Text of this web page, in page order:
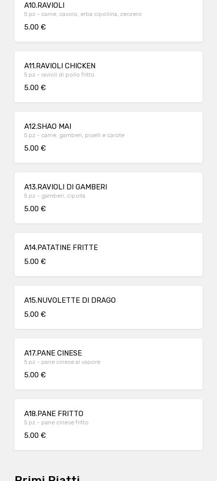
A10.RAVIOLI
5 pz - carne, cavolo, erba cipollina, zenzero
5.00 €
A11.RAVIOLI CHICKEN
5 pz - ravioli di pollo fritto
5.00 €
A12.SHAO MAI
5 pz - carne, gamberi, piselli e carote
5.00 €
A13.RAVIOLI DI GAMBERI
5 pz - gamberi, cipolla
5.00 €
A14.PATATINE FRITTE
5.00 €
A15.NUVOLETTE DI DRAGO
5.00 €
A17.PANE CINESE
5 pz - pane cinese al vapore
5.00 €
A18.PANE FRITTO
5 pz - pane cinese fritto
5.00 €